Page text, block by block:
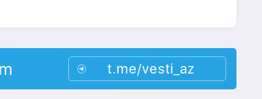
t.me/vesti_az